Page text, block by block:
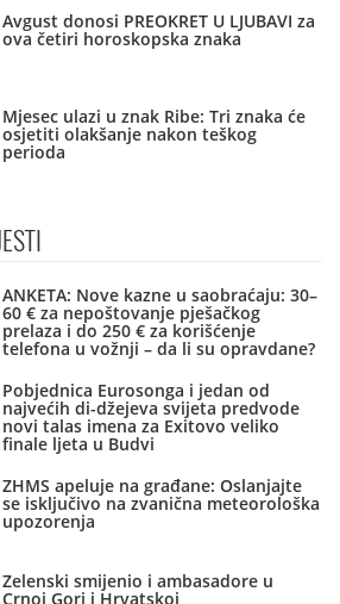
Avgust donosi PREOKRET U LJUBAVI za
ova četiri horoskopska znaka
Mjesec ulazi u znak Ribe: Tri znaka će
osjetiti olakšanje nakon teškog
perioda
ANKETA: Nove kazne u saobraćaju: 30–
60 € za nepoštovanje pješačkog
prelaza i do 250 € za korišćenje
telefona u vožnji – da li su opravdane?
Pobjednica Eurosonga i jedan od
najvećih di-džejeva svijeta predvode
novi talas imena za Exitovo veliko
finale ljeta u Budvi
ZHMS apeluje na građane: Oslanjajte
se isključivo na zvanična meteorološka
upozorenja
Zelenski smijenio i ambasadore u
Crnoj Gori i Hrvatskoj